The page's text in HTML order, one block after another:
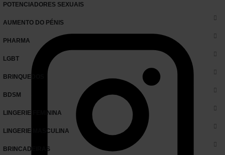
POTENCIADORES SEXUAIS
AUMENTO DO PÉNIS
PHARMA
LGBT
BRINQUEDOS
BDSM
LINGERIE FEMININA
LINGERIE MASCULINA
BRINCADEIRAS